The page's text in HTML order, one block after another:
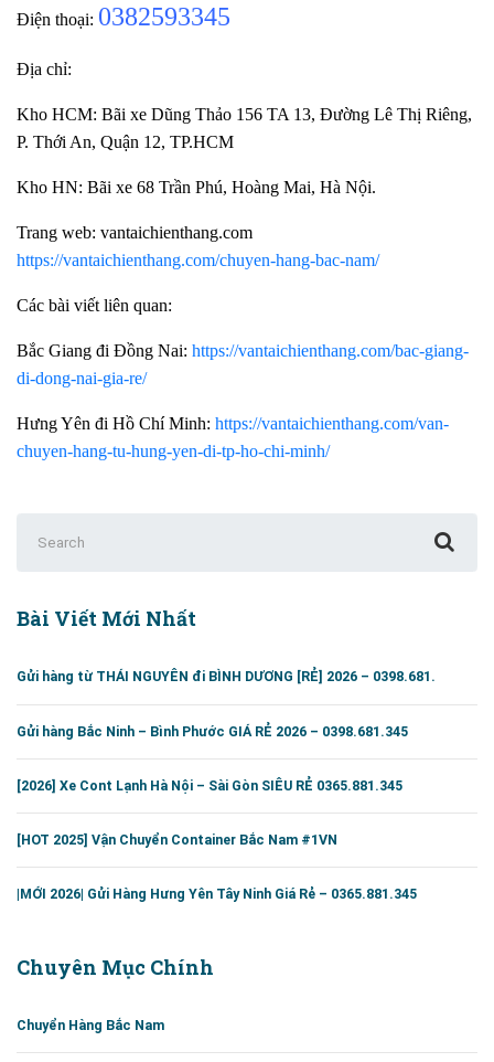
Điện thoại: 0382593345
Địa chỉ:
Kho HCM: Bãi xe Dũng Thảo 156 TA 13, Đường Lê Thị Riêng,
P. Thới An, Quận 12, TP.HCM
Kho HN: Bãi xe 68 Trần Phú, Hoàng Mai, Hà Nội.
Trang web: vantaichienthang.com
https://vantaichienthang.com/chuyen-hang-bac-nam/
Các bài viết liên quan:
Bắc Giang đi Đồng Nai: https://vantaichienthang.com/bac-giang-
di-dong-nai-gia-re/
Hưng Yên đi Hồ Chí Minh: https://vantaichienthang.com/van-
chuyen-hang-tu-hung-yen-di-tp-ho-chi-minh/
for:
Bài Viết Mới Nhất
Gửi hàng từ THÁI NGUYÊN đi BÌNH DƯƠNG [RẺ] 2026 – 0398.681.
Gửi hàng Bắc Ninh – Bình Phước GIÁ RẺ 2026 – 0398.681.345
[2026] Xe Cont Lạnh Hà Nội – Sài Gòn SIÊU RẺ 0365.881.345
[HOT 2025] Vận Chuyển Container Bắc Nam #1VN
|MỚI 2026| Gửi Hàng Hưng Yên Tây Ninh Giá Rẻ – 0365.881.345
Chuyên Mục Chính
Chuyển Hàng Bắc Nam